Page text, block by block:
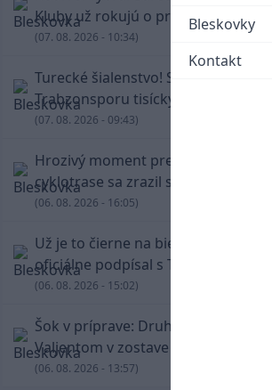
Bleskovky
Kontakt
Kluby už rokujú o prestupovej
(07. 08. 2026 - 10:34)
Turecké šialenstvo! Salaha vítali na
Trabzonsporu tisícky fanúšikov
(07. 08. 2026 - 09:43)
Hrozivý moment pre Zdena Cháru!
cyklotrase sa zrazil s bežcom
(06. 08. 2026 - 16:05)
Už je to čierne na bielom: Mohamed
oficiálne podpísal s Trabzonsporom
(06. 08. 2026 - 15:02)
Šok v príprave: Druholigová
Valjentom v zostave zdolala PSG
(06. 08. 2026 - 13:57)